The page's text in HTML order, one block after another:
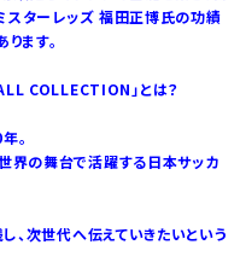
スターレッズ 福田正博氏の功績
ます。
COLLECTION」とは？
。
界の舞台で活躍する日本サッカ
、次世代へ伝えていきたいという